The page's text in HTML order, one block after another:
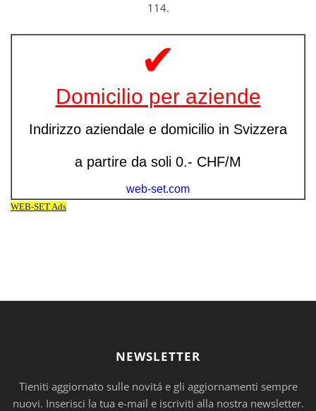
114.
NEWSLETTER
Tieniti aggiornato sulle novitá e gli aggiornamenti sempre
nuovi. Inserisci la tua e-mail e iscriviti alla nostra newsletter.